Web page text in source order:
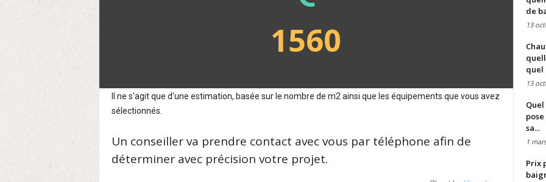
1560
Il ne s'agit que d'une estimation, basée sur le nombre de m2 ainsi que les équipements que vous avez
sélectionnés.
Un conseiller va prendre contact avec vous par téléphone afin de
déterminer avec précision votre projet.
de
13
quel
13
sa...
1
Prix